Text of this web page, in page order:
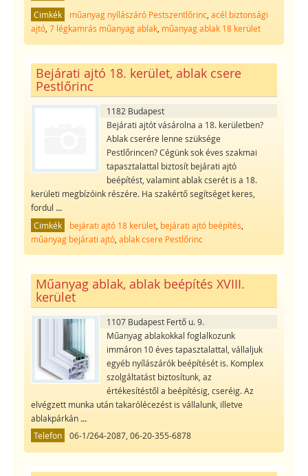
Cimkék
műanyag nyílászáró Pestszentlőrinc, acél biztonsági
ajtó, 7 légkamrás műanyag ablak, műanyag ablak 18 kerület
Bejárati ajtó 18. kerület, ablak csere
Pestlőrinc
1182 Budapest
Bejárati ajtót vásárolna a 18. kerületben?
Ablak cserére lenne szüksége
Pestlőrincen? Cégünk sok éves szakmai
tapasztalattal biztosít bejárati ajtó
beépítést, valamint ablak cserét is a 18.
kerületi megbízóink részére. Ha szakértő segítséget keres,
fordul ...
Cimkék bejárati ajtó 18 kerület, bejárati ajtó beépítés
műanyag bejárati ajtó, ablak csere Pestlőrinc
Műanyag ablak, ablak beépítés XVIII.
kerület
1107 Budapest Fertő u. 9.
Műanyag ablakokkal foglalkozunk
immáron 10 éves tapasztalattal, vállaljuk
egyéb nyílászárók beépítését is. Komplex
szolgáltatást biztosítunk, az
értékesítéstől a beépítésig, cseréig. Az
elvégzett munka után takarólécezést is vállalunk, illetve
ablakpárkán...
Telefon 06-1/264-2087, 06-20-355-6878